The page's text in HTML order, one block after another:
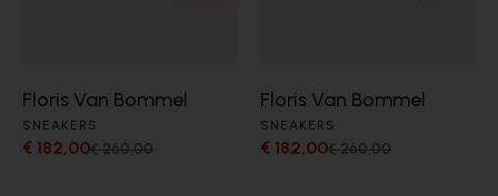
Floris Van Bommel
SNEAKERS
€ 182,00€ 260,00
Floris Van Bommel
SNEAKERS
€ 182,00€ 260,00